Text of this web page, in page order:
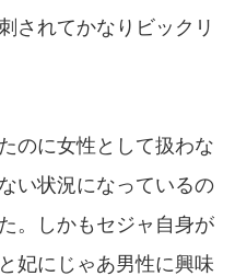
されてかなりビックリ
のに女性として扱わな
い状況になっているの
。しかもセジャ自身が
妃にじゃあ男性に興味